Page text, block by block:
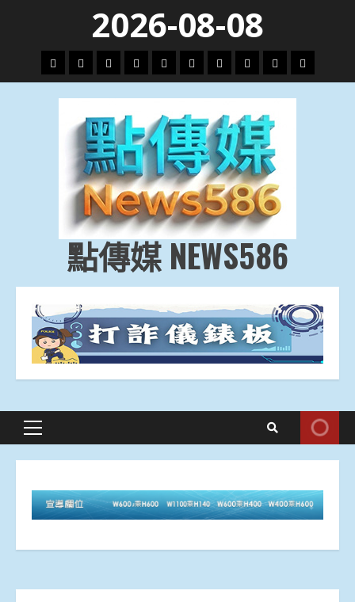
content
2026-08-08
頭
條
財
經
地
方.
會
文
教.
技
專
題
娛
樂
劇
政
治
國
際
運
動
生
活
點傳媒 NEWS586
Primary